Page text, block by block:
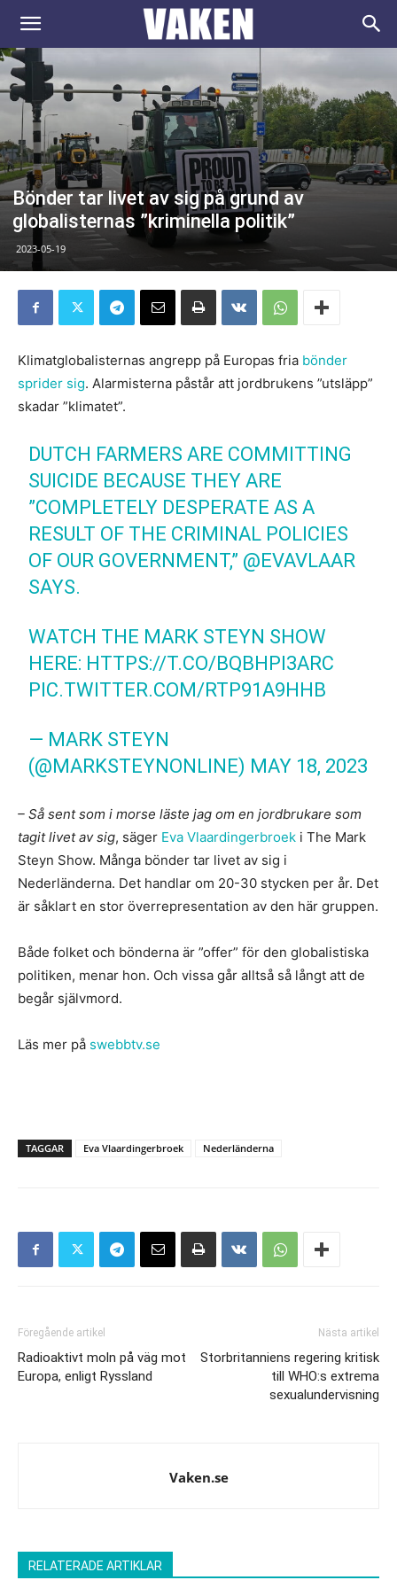
VAKEN.se
Bönder tar livet av sig på grund av
globalisternas ”kriminella politik”
2023-05-19
Klimatglobalisternas angrepp på Europas fria bönder
sprider sig. Alarmisterna påstår att jordbrukens ”utsläpp”
skadar ”klimatet”.
DUTCH FARMERS ARE COMMITTING
SUICIDE BECAUSE THEY ARE
”COMPLETELY DESPERATE AS A
RESULT OF THE CRIMINAL POLICIES
OF OUR GOVERNMENT,” @EVAVLAAR
SAYS.
WATCH THE MARK STEYN SHOW
HERE: HTTPS://T.CO/BQBHPI3ARC
PIC.TWITTER.COM/RTP91A9HHB
— MARK STEYN
(@MARKSTEYNONLINE) MAY 18, 2023
– Så sent som i morse läste jag om en jordbrukare som
tagit livet av sig, säger Eva Vlaardingerbroek i The Mark
Steyn Show. Många bönder tar livet av sig i
Nederländerna. Det handlar om 20-30 stycken per år. Det
är såklart en stor överrepresentation av den här gruppen.
Både folket och bönderna är ”offer” för den globalistiska
politiken, menar hon. Och vissa går alltså så långt att de
begår självmord.
Läs mer på swebbtv.se
TAGGAR Eva Vlaardingerbroek Nederländerna
Föregående artikel
Radioaktivt moln på väg mot
Europa, enligt Ryssland
Nästa artikel
Storbritanniens regering kritisk
till WHO:s extrema
sexualundervisning
Vaken.se
RELATERADE ARTIKLAR